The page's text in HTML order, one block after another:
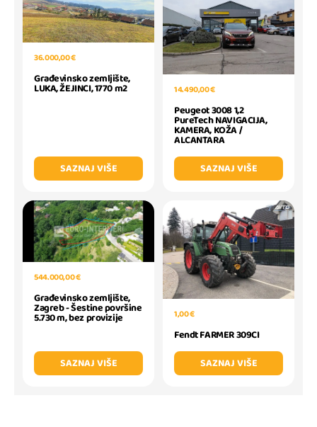
36.000,00 €
Građevinsko zemljište,
LUKA, ŽEJINCI, 1770 m2
SAZNAJ VIŠE
14.490,00 €
Peugeot 3008 1,2
PureTech NAVIGACIJA,
KAMERA, KOŽA /
ALCANTARA
SAZNAJ VIŠE
544.000,00 €
Građevinsko zemljište,
Zagreb - Šestine površine
5.730 m, bez provizije
SAZNAJ VIŠE
1,00 €
Fendt FARMER 309CI
SAZNAJ VIŠE